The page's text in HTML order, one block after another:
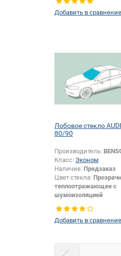
Изменение крепления
зеркала +
Добавить в сравнение
Лобовое стекло AUDI
80/90
Производитель:
Класс: Эконом
Наличие: Предзаказ
Цвет стекла:
теплоотражающее с
шумоизоляцией
шелкографии:
Добавить в сравнение